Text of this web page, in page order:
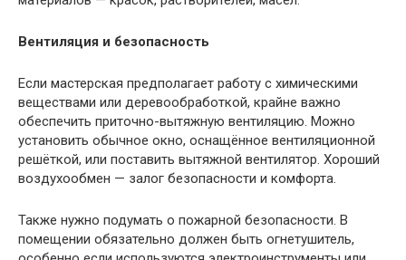
Вентиляция и безопасность
Если мастерская предполагает работу с химическими
веществами или деревообработкой, крайне важно
обеспечить приточно-вытяжную вентиляцию. Можно
установить обычное окно, оснащённое вентиляционной
решёткой, или поставить вытяжной вентилятор. Хороший
воздухообмен — залог безопасности и комфорта.
Также нужно подумать о пожарной безопасности. В
помещении обязательно должен быть огнетушитель,